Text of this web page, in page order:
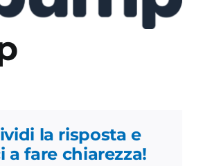
la risposta e
a fare chiarezza!